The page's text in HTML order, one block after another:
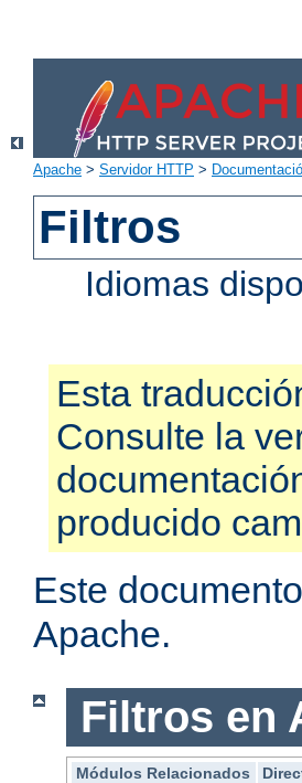
Apache > Servidor HTTP >
Filtros
Idiomas
Esta
Consulte la
producido
Este
Apache.
Filtros en
Módulos Relacionados